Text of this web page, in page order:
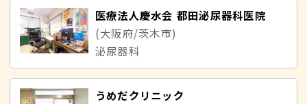
医療法人慶水会 都田泌尿器科医院
(大阪府/茨木市)
泌尿器科
うめだクリニック